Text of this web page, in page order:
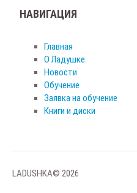
НАВИГАЦИЯ
Главная
О Ладушке
Новости
Обучение
Заявка на обучение
Книги и диски
LADUSHKA© 2026